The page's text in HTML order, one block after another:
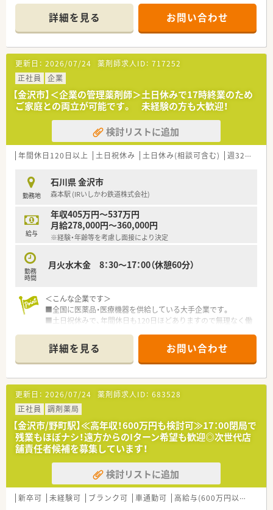
した医療サービスの提供を大切にしています。
■患者様に快適に過ごしていただくための環境づくりを重視し、
畳コーナーやキッズコーナーなどを設置しています。
詳細を見る お問い合わせ
更新日： 2026/07/24 薬剤師求人ID： 717252
正社員
企業
【金沢市】＜企業の管理薬剤師＞土日休みで17時終業のため
ご家庭との両立が可能です。 未経験の方も大歓迎！
検討リストに追加
年間休日120日以上 土日祝休み 土日休み(相談可含む) 週32h以上
勤務地
石川県 金沢市
森本駅 (IRいしかわ鉄道株式会社)
給与
年収405万円～537万円
月給278,000円～360,000円
※経験・年齢等を考慮し面接により決定
勤務
時間
月火水木金 8：30～17：00（休憩60分）
＜こんな企業です＞
■全国に医薬品・医療機器を供給している大手企業です。
■土日祝休みで、年間休日も120日ほどありますので無理なく働
■福利厚生もしっかりしているので長期就業が可能な企業で
す。
＜就業環境＞
■医薬品卸会社での管理薬剤師募集です
■医薬品管理やＤＩ業務などを担当していただきます
■残業も少なくライフワークバランスが取れる環境が嬉しいで
すね。
詳細を見る お問い合わせ
更新日： 2026/07/24 薬剤師求人ID： 683528
正社員
調剤薬局
【金沢市/野町駅】≪高年収！600万円も検討可≫17：00閉局で
残業もほぼナシ！遠方からのIターン希望も歓迎◎次世代店
舗責任者候補を募集しています！
検討リストに追加
新卒可 未経験可 ブランク可 車通勤可 高給与(600万円以上)